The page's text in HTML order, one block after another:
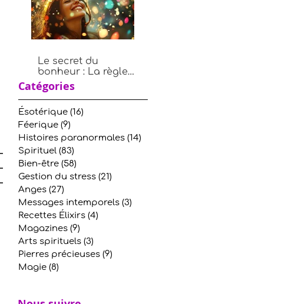
Le secret du
bonheur : La règle
des 10, 9, 8, 7, 6, 5, 4,
3, 2, 1
Catégories
Ésotérique (16)
Féerique (9)
Histoires paranormales (14)
Spirituel (83)
Bien-être (58)
Gestion du stress (21)
Anges (27)
Messages intemporels (3)
Recettes Élixirs (4)
Magazines (9)
Arts spirituels (3)
Pierres précieuses (9)
Magie (8)